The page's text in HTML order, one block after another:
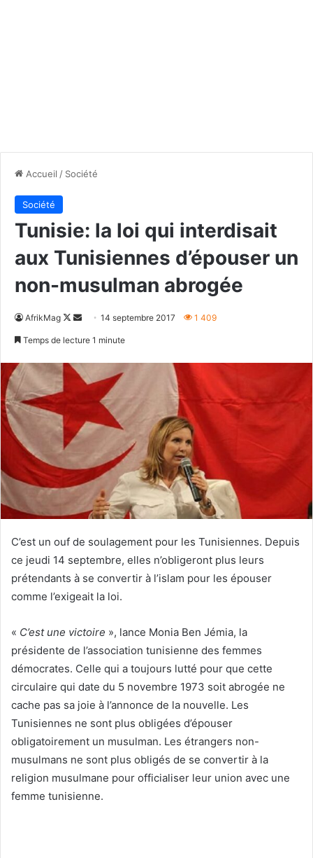
Accueil / Société
Société
Tunisie: la loi qui interdisait
aux Tunisiennes d’épouser un
non-musulman abrogée
AfrikMag
Follow
Envoyer14 septembre 2017 1 409
Temps de lecture 1 minute
C’est un ouf de soulagement pour les Tunisiennes. Depuis
ce jeudi 14 septembre, elles n’obligeront plus leurs
prétendants à se convertir à l’islam pour les épouser
comme l’exigeait la loi.
« C’est une victoire », lance Monia Ben Jémia, la
présidente de l’association tunisienne des femmes
démocrates. Celle qui a toujours lutté pour que cette
circulaire qui date du 5 novembre 1973 soit abrogée ne
cache pas sa joie à l’annonce de la nouvelle. Les
Tunisiennes ne sont plus obligées d’épouser
obligatoirement un musulman. Les étrangers non-
musulmans ne sont plus obligés de se convertir à la
religion musulmane pour officialiser leur union avec une
femme tunisienne.